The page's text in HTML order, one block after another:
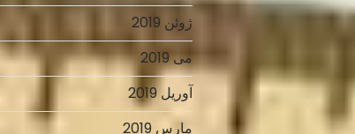
ژوئن 2019
می 2019
آوریل 2019
مارس 2019